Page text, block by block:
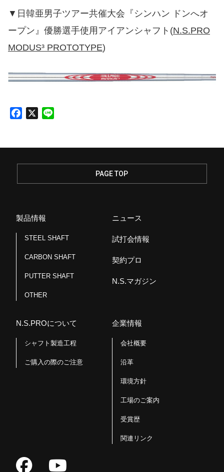
▼日韓亜男子ツアー共催大会『シンハン ドンへオ
ープン』優勝選手使用アイアンシャフト(N.S.PRO
MODUS³ PROTOTYPE)
e
o
e
PAGE TOP
製品情報
STEEL SHAFT
CARBON SHAFT
PUTTER SHAFT
OTHER
ニュース
試打会情報
契約プロ
N.S.マガジン
N.S.PROについて
シャフト製造工程
ご購入の際のご注意
企業情報
会社概要
沿革
環境方針
工場のご案内
受賞歴
関連リンク